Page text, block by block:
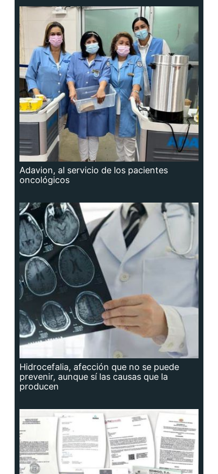
Adavion, al servicio de los pacientes
oncológicos
Hidrocefalia, afección que no se puede
prevenir, aunque sí las causas que la
producen